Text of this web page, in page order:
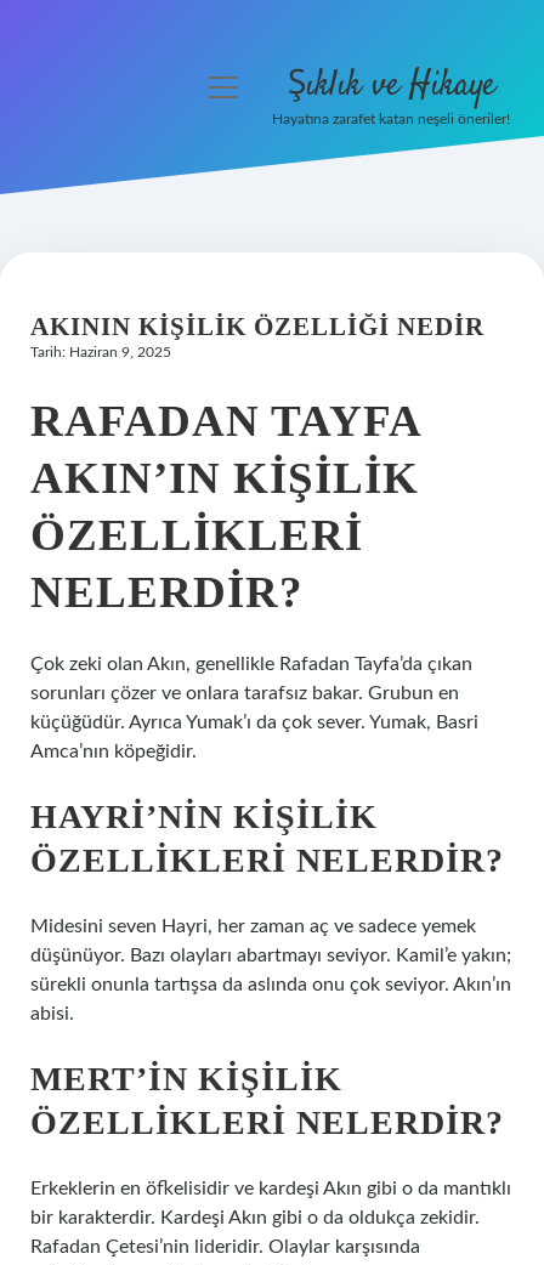
Hakkımızda
menüyü
Şıklık ve Hikaye
Hayatına zarafet katan neşeli öneriler!
AKININ KIŞILIK ÖZELLIĞI NEDIR
Tarih: Haziran 9, 2025
RAFADAN TAYFA
AKIN’IN KIŞILIK
ÖZELLIKLERI
NELERDIR?
Çok zeki olan Akın, genellikle Rafadan Tayfa’da çıkan
sorunları çözer ve onlara tarafsız bakar. Grubun en
küçüğüdür. Ayrıca Yumak’ı da çok sever. Yumak, Basri
Amca’nın köpeğidir.
HAYRI’NIN KIŞILIK
ÖZELLIKLERI NELERDIR?
Midesini seven Hayri, her zaman aç ve sadece yemek
düşünüyor. Bazı olayları abartmayı seviyor. Kamil’e yakın;
sürekli onunla tartışsa da aslında onu çok seviyor. Akın’ın
abisi.
MERT’IN KIŞILIK
ÖZELLIKLERI NELERDIR?
Erkeklerin en öfkelisidir ve kardeşi Akın gibi o da mantıklı
bir karakterdir. Kardeşi Akın gibi o da oldukça zekidir.
Rafadan Çetesi’nin lideridir. Olaylar karşısında